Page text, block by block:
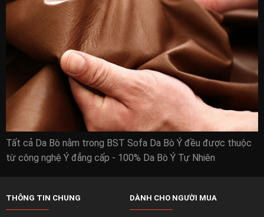
Tất cả Da Bò nằm trong BST Sofa Da Bò Ý đều được thuộc
từ công nghệ Ý đẳng cấp - 100% Da Bò Ý Tự Nhiên
THÔNG TIN CHUNG DÀNH CHO NGƯỜI MUA